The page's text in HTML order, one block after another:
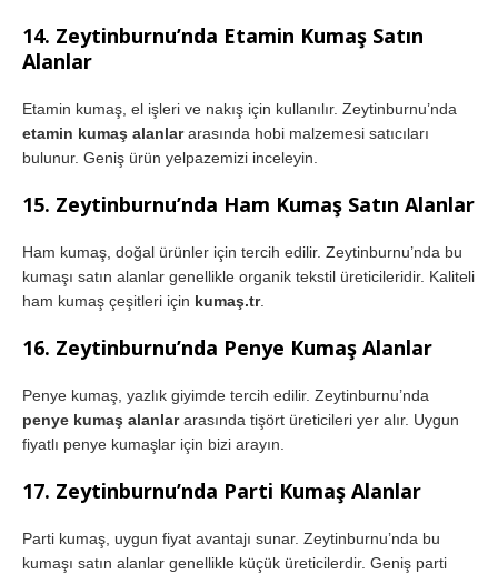
14. Zeytinburnu’nda Etamin Kumaş Satın
Alanlar
Etamin kumaş, el işleri ve nakış için kullanılır. Zeytinburnu’nda
etamin kumaş alanlararasında hobi malzemesi satıcıları
bulunur. Geniş ürün yelpazemizi inceleyin.
15. Zeytinburnu’nda Ham Kumaş Satın Alanlar
Ham kumaş, doğal ürünler için tercih edilir. Zeytinburnu’nda bu
kumaşı satın alanlar genellikle organik tekstil üreticileridir. Kaliteli
ham kumaş çeşitleri için kumaş.tr.
16. Zeytinburnu’nda Penye Kumaş Alanlar
Penye kumaş, yazlık giyimde tercih edilir. Zeytinburnu’nda
penye kumaş alanlararasında tişört üreticileri yer alır. Uygun
fiyatlı penye kumaşlar için bizi arayın.
17. Zeytinburnu’nda Parti Kumaş Alanlar
Parti kumaş, uygun fiyat avantajı sunar. Zeytinburnu’nda bu
kumaşı satın alanlar genellikle küçük üreticilerdir. Geniş parti